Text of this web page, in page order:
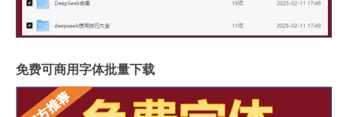
免费可商用字体批量下载